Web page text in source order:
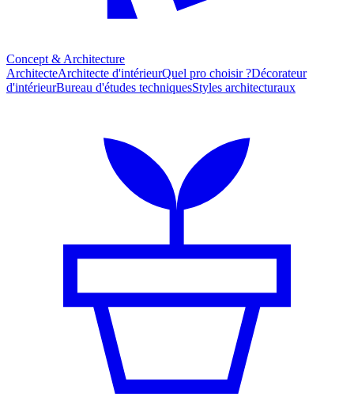
Concept & Architecture
ArchitecteArchitecte d'intérieurQuel pro choisir ?Décorateur
d'intérieurBureau d'études techniquesStyles architecturaux